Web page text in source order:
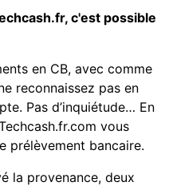
c'est possible
en CB, avec comme
reconnaissez pas en
Pas d’inquiétude… En
vous
prélèvement bancaire.
la provenance, deux